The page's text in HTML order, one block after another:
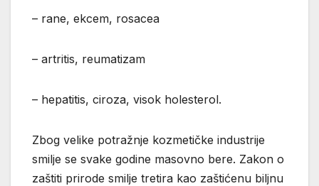
– rane, ekcem, rosacea
– artritis, reumatizam
– hepatitis, ciroza, visok holesterol.
Zbog velike potražnje kozmetičke industrije
smilje se svake godine masovno bere. Zakon o
zaštiti prirode smilje tretira kao zaštićenu biljnu